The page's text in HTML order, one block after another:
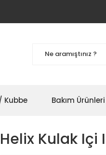
Kubbe Bakım
Helix Kulak Içi